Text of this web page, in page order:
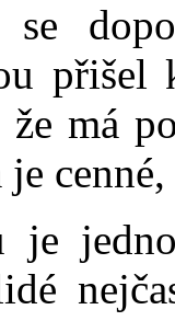
má
je